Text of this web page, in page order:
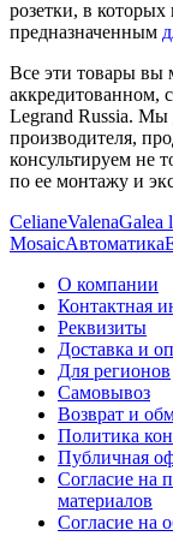
розетки, в которых
предназначенным
Все эти товары вы
аккредитованном,
Legrand Russia. Мы
производителя,
консультируем не
по ее монтажу и
CelianeValenaGalea
MosaicАвтоматика
О компании
Контактная
Реквизиты
Доставка и
Для регионов
Самовывоз
Возврат и
Политика
Публичная
Согласие на
материалов
Согласие на